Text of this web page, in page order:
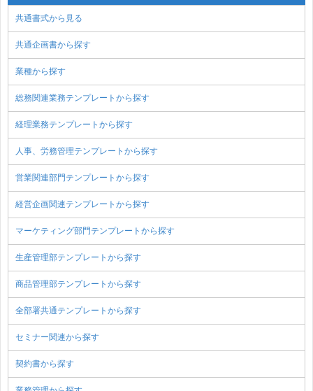
共通書式から見る
共通企画書から探す
業種から探す
総務関連業務テンプレートから探す
経理業務テンプレートから探す
人事、労務管理テンプレートから探す
営業関連部門テンプレートから探す
経営企画関連テンプレートから探す
マーケティング部門テンプレートから探す
生産管理部テンプレートから探す
商品管理部テンプレートから探す
全部署共通テンプレートから探す
セミナー関連から探す
契約書から探す